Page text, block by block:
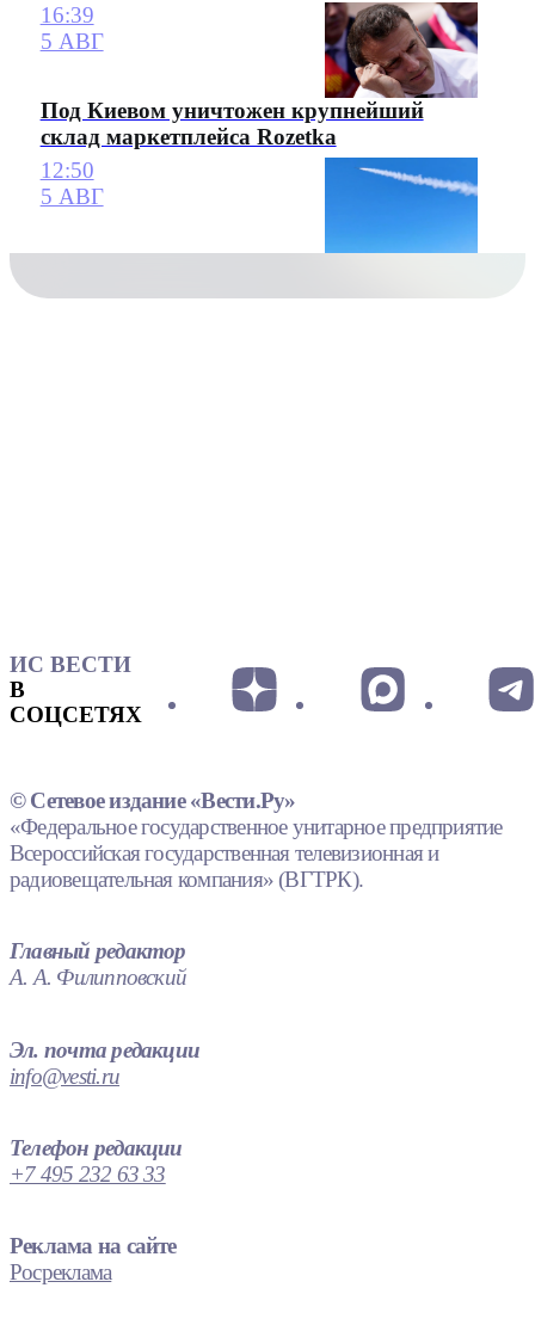
16:39
5 АВГ
Под Киевом уничтожен крупнейший
склад маркетплейса Rozetka
12:50
5 АВГ
ИС ВЕСТИ
В
СОЦСЕТЯХ
© Сетевое издание «Вести.Ру»
«Федеральное государственное унитарное предприятие
Всероссийская государственная телевизионная и
радиовещательная компания» (ВГТРК).
Главный редактор
А. А. Филипповский
Эл. почта редакции
info@vesti.ru
Телефон редакции
+7 495 232 63 33
Реклама на сайте
Росреклама